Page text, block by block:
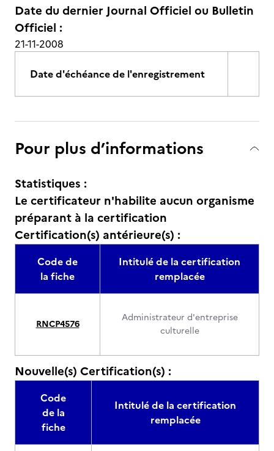
Date du dernier Journal Officiel ou Bulletin
Officiel :
21-11-2008
Date d'échéance de l'enregistrement
Pour plus d’informations
Statistiques :
Le certificateur n'habilite aucun organisme
préparant à la certification
Certification(s) antérieure(s) :
Code de
la fiche
Intitulé de la certification
remplacée
RNCP4576
Administrateur d'entreprise
culturelle
Nouvelle(s) Certification(s) :
Code
de la
fiche
Intitulé de la certification
remplacée